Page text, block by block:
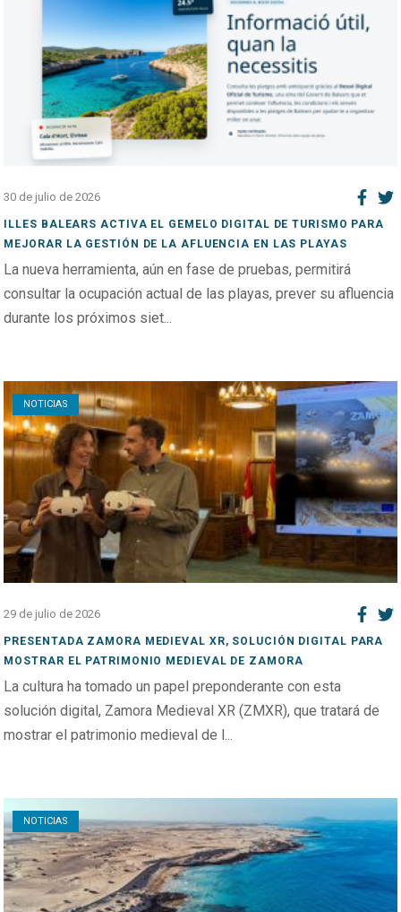
30 de julio de 2026
ILLES BALEARS ACTIVA EL GEMELO DIGITAL DE TURISMO PARA
MEJORAR LA GESTIÓN DE LA AFLUENCIA EN LAS PLAYAS
La nueva herramienta, aún en fase de pruebas, permitirá
consultar la ocupación actual de las playas, prever su afluencia
durante los próximos siet...
NOTICIAS
Open post
29 de julio de 2026
PRESENTADA ZAMORA MEDIEVAL XR, SOLUCIÓN DIGITAL PARA
MOSTRAR EL PATRIMONIO MEDIEVAL DE ZAMORA
La cultura ha tomado un papel preponderante con esta
solución digital, Zamora Medieval XR (ZMXR), que tratará de
mostrar el patrimonio medieval de l...
NOTICIAS
Open post